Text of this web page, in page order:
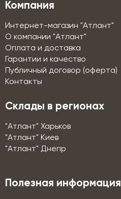
Компания
Интернет-магазин "Атлант"
О компании "Атлант"
Оплата и доставка
Гарантии и качество
Публичный договор (оферта)
Контакты
Склады в регионах
"Атлант" Харьков
"Атлант" Киев
"Атлант" Днепр
Полезная информация